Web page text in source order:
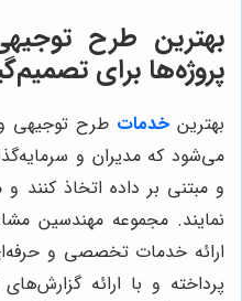
بهترین طرح
پروژه‌ها برای
بهترین خدمات طرح توجیهی و
می‌شود که مدیران و
و مبتنی بر داده اتخاذ کنند
نمایند. مجموعه مهندسین
ارائه خدمات تخصصی و
پرداخته و با ارائه